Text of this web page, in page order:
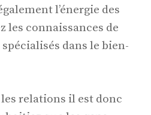
l’énergie des
les connaissances de
dans le bien-
relations il est donc